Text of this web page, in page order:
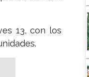
13, con los